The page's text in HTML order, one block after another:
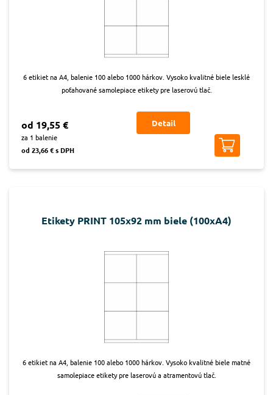
6 etikiet na A4, balenie 100 alebo 1000 hárkov. Vysoko kvalitné biele lesklé
poťahované samolepiace etikety pre laserovú tlač.
od 19,55 €
za 1 balenie
od 23,66 € s DPH
Detail
Etikety PRINT 105x92 mm biele (100xA4)
6 etikiet na A4, balenie 100 alebo 1000 hárkov. Vysoko kvalitné biele matné
samolepiace etikety pre laserovú a atramentovú tlač.